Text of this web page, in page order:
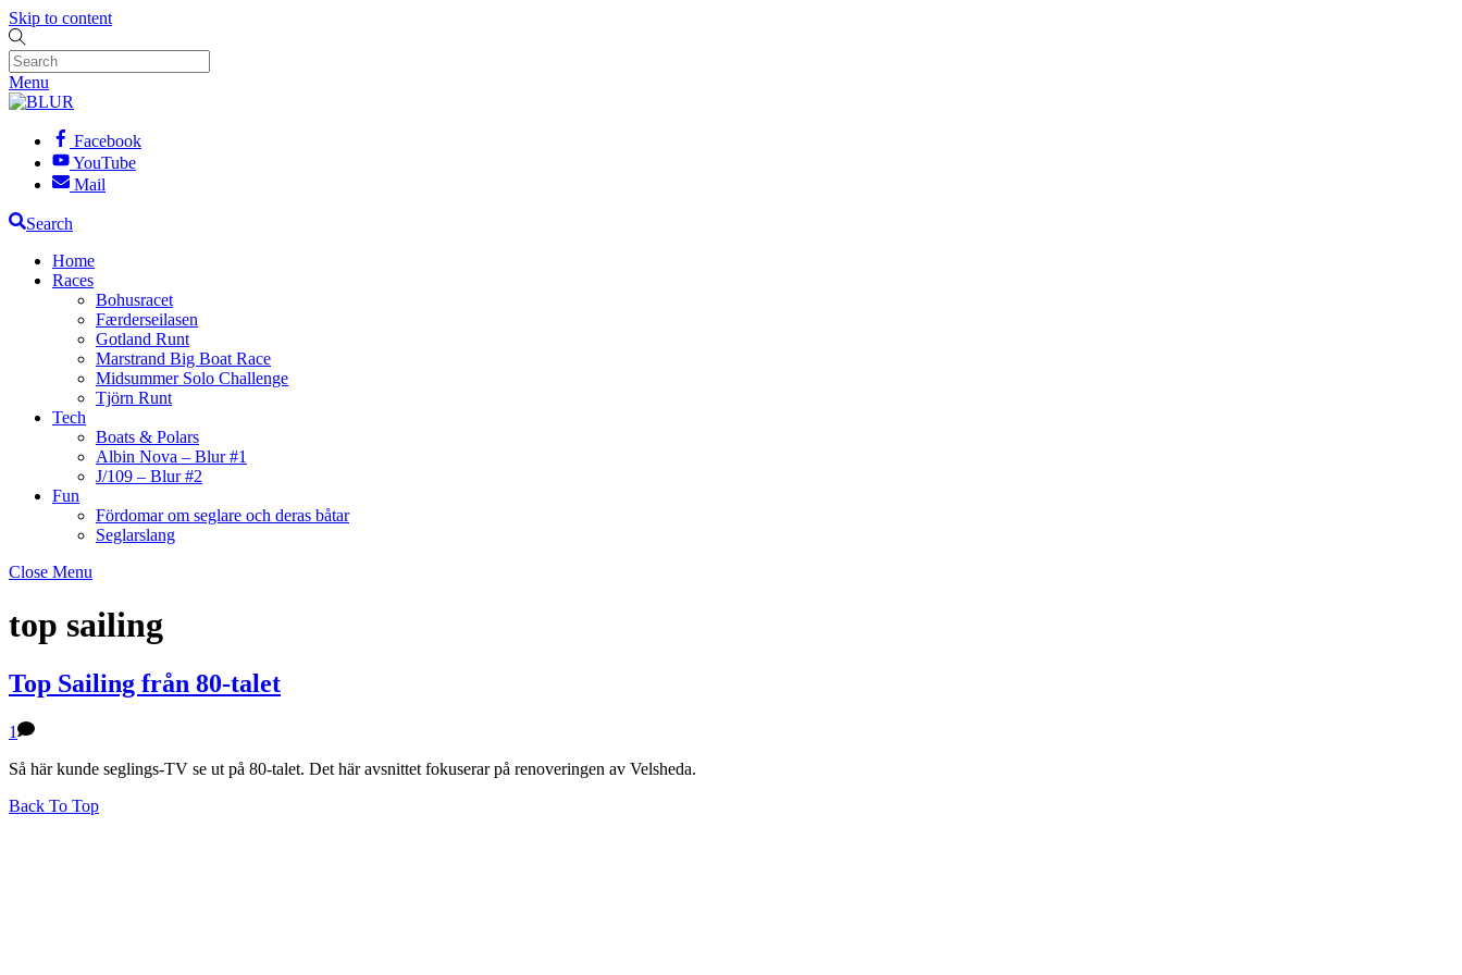
Skip to content
Menu
Facebook
YouTube
Mail
Search
Home
Races
Bohusracet
Færderseilasen
Gotland Runt
Marstrand Big Boat Race
Midsummer Solo Challenge
Tjörn Runt
Tech
Boats & Polars
Albin Nova – Blur #1
J/109 – Blur #2
Fun
Fördomar om seglare och deras båtar
Seglarslang
Close Menu
top sailing
Top Sailing från 80-talet
1
Så här kunde seglings-TV se ut på 80-talet. Det här avsnittet fokuserar på renoveringen av Velsheda.
Back To Top